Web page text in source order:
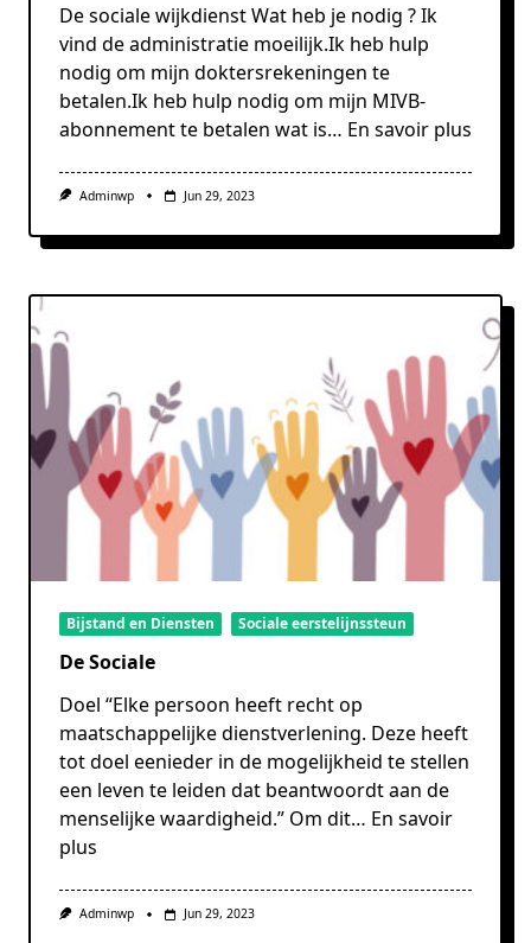
De sociale wijkdienst Wat heb je nodig ? Ik
vind de administratie moeilijk.Ik heb hulp
nodig om mijn doktersrekeningen te
betalen.Ik heb hulp nodig om mijn MIVB-
abonnement te betalen wat is… En savoir plus
Adminwp Jun 29, 2023
Bijstand en Diensten Sociale eerstelijnssteun
De Sociale
Doel “Elke persoon heeft recht op
maatschappelijke dienstverlening. Deze heeft
tot doel eenieder in de mogelijkheid te stellen
een leven te leiden dat beantwoordt aan de
menselijke waardigheid.” Om dit… En savoir
plus
Adminwp Jun 29, 2023